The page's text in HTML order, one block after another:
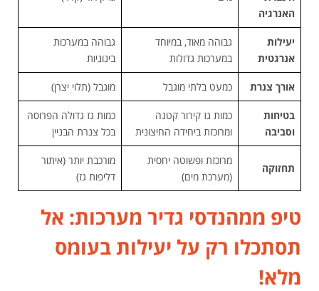
האנרגיה
יעילות
אנרגטית
גבוהה מאוד, במיוחד
במערכות גדולות
גבוהה במערכות
בינוניות
אורך צנרת כמעט בלתי מוגבל מוגבל (תלוי יצרן)
בטיחות
וסביבה
כמות גז קירור קטנה
ומרוכזת ביחידה החיצונית
כמות גז גדולה הפרוסה
בכל צנרת הבניין
תחזוקה
מרוכזת ופשוטה יחסית
(מערכת מים)
מורכבת יותר (איתור
דליפות גז)
טיפ ממהנדסי גדיר מערכות: אל
תסתכלו רק על יעילות בעומס
מלא!